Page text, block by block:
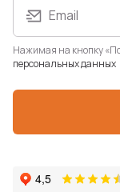
Email
Нажимая на кнопку
персональных данных